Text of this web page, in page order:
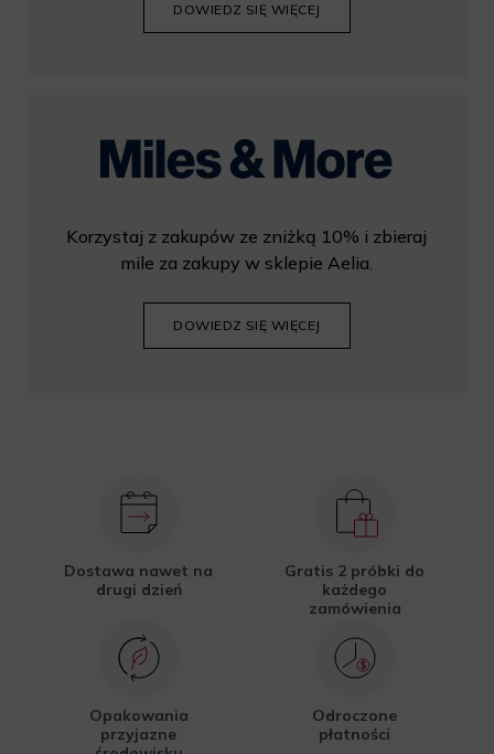
DOWIEDZ SIĘ WIĘCEJ
Korzystaj z zakupów ze zniżką 10% i zbieraj
mile za zakupy w sklepie Aelia.
DOWIEDZ SIĘ WIĘCEJ
Dostawa nawet na
drugi dzień
Gratis 2 próbki do
każdego
zamówienia
Opakowania
przyjazne
Odroczone
płatności